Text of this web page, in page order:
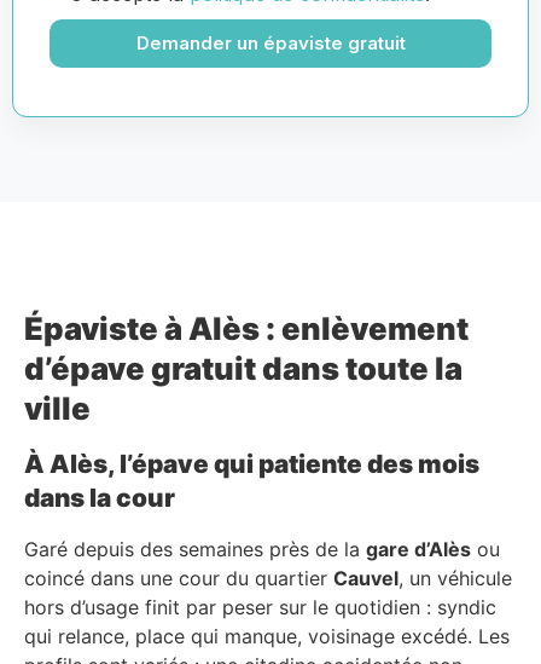
Demander un épaviste gratuit
Épaviste à Alès : enlèvement
d’épave gratuit dans toute la
ville
À Alès, l’épave qui patiente des mois
dans la cour
Garé depuis des semaines près de la gare d’Alès ou
coincé dans une cour du quartier Cauvel, un véhicule
hors d’usage finit par peser sur le quotidien : syndic
qui relance, place qui manque, voisinage excédé. Les